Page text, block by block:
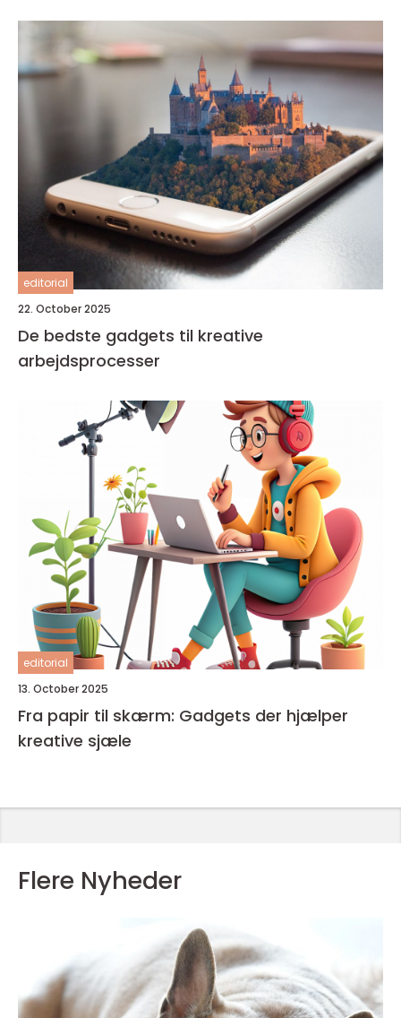
editorial
22. October 2025
De bedste gadgets til kreative
arbejdsprocesser
editorial
13. October 2025
Fra papir til skærm: Gadgets der hjælper
kreative sjæle
Flere Nyheder